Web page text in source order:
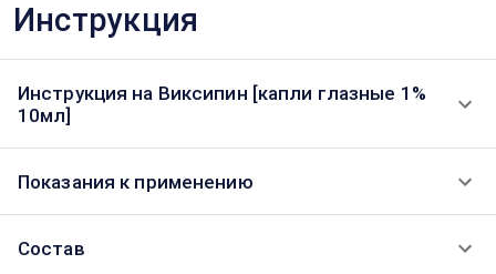
Инструкция
Инструкция на Виксипин [капли глазные 1%
10мл]
Показания к применению
Состав